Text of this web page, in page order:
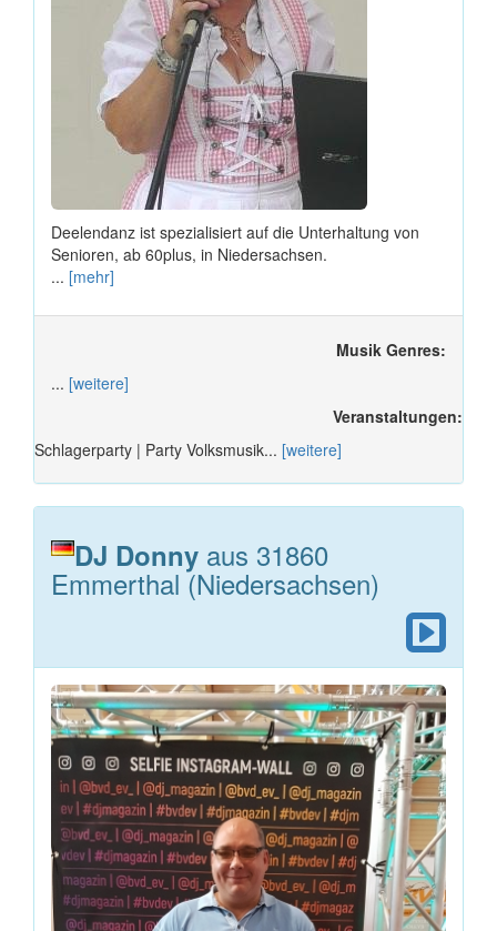
Deelendanz ist spezialisiert auf die Unterhaltung von
Senioren, ab 60plus, in Niedersachsen.
... [mehr]
Musik Genres:
... [weitere]
Veranstaltungen:
Schlagerparty | Party Volksmusik... [weitere]
DJ Donny aus 31860
Emmerthal (Niedersachsen)